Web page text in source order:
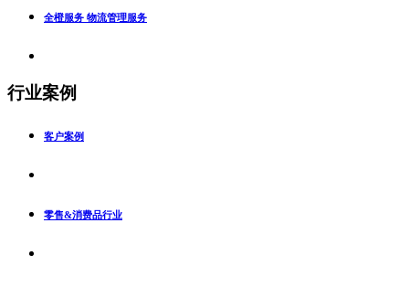
全橙服务 物流管理服务
行业案例
客户案例
零售&消费品行业